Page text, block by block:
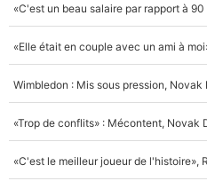
Wimbledon : Mis sous pression,